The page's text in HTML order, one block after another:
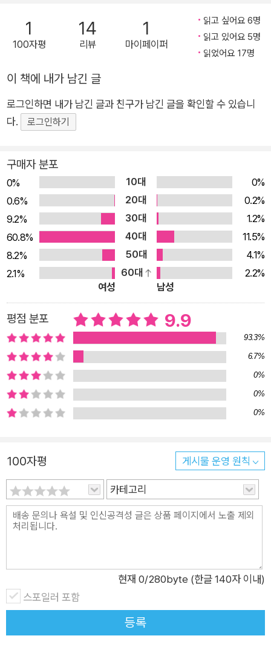
장되는 경험을 할 수 있어요. 이 책은 냄새와 맛이라는 화학적 감
각을 탐구하고, 시각과 색각을 거쳐 통증과 열에 대한 감각도 알
려 줘요. 기계적 감각인 촉각, 진동, 청각, 반향정위에 대해서도
말해 줘요. 그리고 인간이 감지할 수 없는 전기장과 자기장을 탐
감각을 탐구하는 동안 우리는 그 감각에 대해 새로운 관점을 갖게
되고 주변 세계에 대한 새로운 이해도 얻게 될 것입니다. 생명 과
계에 대해 이야기하면서 군데군데 어린이들이 궁금해할 지식을
따로 소개합니다. 예를 들면, ‘사람 코가 개 코보다 열등할까요?’
‘많은 동물은 왜 단맛을 느끼지 못하는 거죠?’ ‘진화론 퀴즈’ ‘겨울
잠은 진짜 잠이 아니에요’ ‘곤충의 귀는 어디에 있을까요?’ 같은
내용들이죠. 낯설고 새로운 과학 이론 가운데 쏙쏙 숨어 있는 토
막 지식은 어린이들의 호기심을 자극하기에 충분합니다. 또한 에
드 용의 연구 현장을 엿볼 수 있는 ‘현장 속으로’ 코너가 있습니
다. 그 코너를 통해 우리는 동물의 감각을 통해 세상을 경험하려
고 고군분투하는 연구자들의 모습을 살펴볼 수 있어요. 사하라 사
막에서 얼룩말이 왜 줄무늬를 가지고 있는지를 연구하기도 하고,
뱀의 열 감지 능력을 살펴보기 위해 붉은다이아몬드방울뱀을 연
구하기도 해요. 그 외에도 나방, 쇠고래, 산호 등 여러 동물이 등
장하죠. 이 책에는 수 세기에 걸쳐 힘들게 얻은 다른 동물의 감각
세계에 대한 지식이 가득 담겨 있어요. 우리는 다른 동물로 산다
는 것이 어떤 것인지 이해하는 데 그 어느 때보다도 가까워졌지
만, 정작 다른 동물들이 그저 존재하는 것조차 어렵게 만들기도
이해하고 함께 살아가야 할지에 대해 이야기합니다. 자연을 ‘우리
와 동떨어진 것’이 아닌 ‘우리가 그 안에 존재하는 것’으로 생각하
라고 하지요. 에드 용은 다른 동물들을 관찰하고 연구하며, 무엇
보다도 호기심과 상상력을 통해 그들의 세계에 발을 들여놓으려
고 노력해 보라고 권유해요. 그것은 우리 모두가 오래도록 소중히
1
100자평
14
리뷰
1
마이페이퍼
읽고 싶어요 6명
읽고 있어요 5명
읽었어요 17명
이 책에 내가 남긴 글
로그인하면 내가 남긴 글과 친구가 남긴 글을 확인할 수 있습니
다.
로그인하기
구매자 분포
0% 10대
0%
0.6%
20대
0.2%
9.2%
30대
1.2%
60.8%
40대
11.5%
8.2%
50대
4.1%
2.1%
60대
2.2%
여성
남성
평점 분포 9.9
93.3%
6.7%
0%
0%
0%
100자평 게시물 운영 원칙
카테고리
현재 0/280byte (한글 140자 이내)
스포일러 포함
등록